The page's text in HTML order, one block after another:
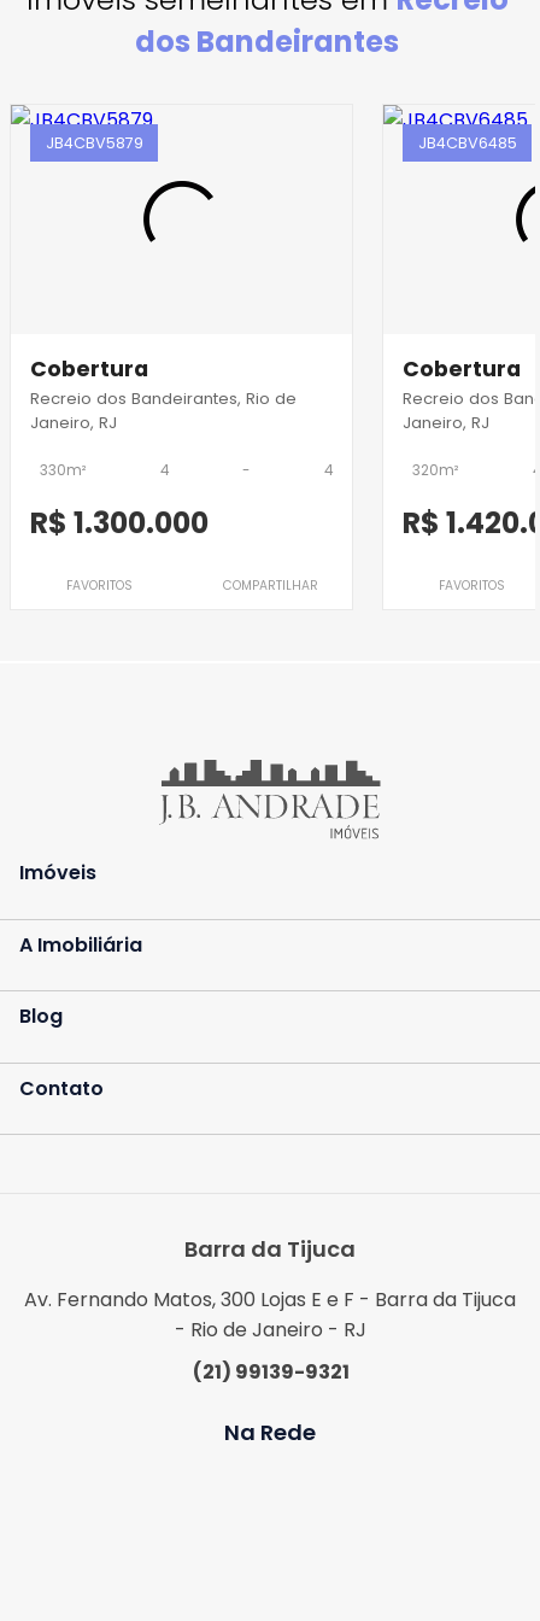
dos Bandeirantes
JB4CBV5879
Cobertura
Recreio dos Bandeirantes, Rio de
Janeiro, RJ
330m² 4 - 4
R$ 1.300.000
FAVORITOS COMPARTILHAR
JB4CBV6485
Cobertura
Recreio dos
Janeiro, RJ
320m² 4
R$
FAVORITOS
Imóveis
A Imobiliária
Blog
Contato
Barra da Tijuca
Av. Fernando Matos, 300 Lojas E e F - Barra da Tijuca
- Rio de Janeiro - RJ
(21) 99139-9321
Na Rede